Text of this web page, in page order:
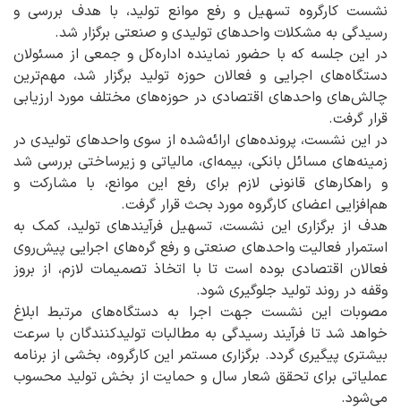
نشست کارگروه تسهیل و رفع موانع تولید، با هدف بررسی و
رسیدگی به مشکلات واحدهای تولیدی و صنعتی برگزار شد.
در این جلسه که با حضور نماینده اداره‌کل و جمعی از مسئولان
دستگاه‌های اجرایی و فعالان حوزه تولید برگزار شد، مهم‌ترین
چالش‌های واحدهای اقتصادی در حوزه‌های مختلف مورد ارزیابی
قرار گرفت.
در این نشست، پرونده‌های ارائه‌شده از سوی واحدهای تولیدی در
زمینه‌های مسائل بانکی، بیمه‌ای، مالیاتی و زیرساختی بررسی شد
و راهکارهای قانونی لازم برای رفع این موانع، با مشارکت و
هم‌افزایی اعضای کارگروه مورد بحث قرار گرفت.
هدف از برگزاری این نشست، تسهیل فرآیندهای تولید، کمک به
استمرار فعالیت واحدهای صنعتی و رفع گره‌های اجرایی پیش‌روی
فعالان اقتصادی بوده است تا با اتخاذ تصمیمات لازم، از بروز
وقفه در روند تولید جلوگیری شود.
مصوبات این نشست جهت اجرا به دستگاه‌های مرتبط ابلاغ
خواهد شد تا فرآیند رسیدگی به مطالبات تولیدکنندگان با سرعت
بیشتری پیگیری گردد. برگزاری مستمر این کارگروه، بخشی از برنامه
عملیاتی برای تحقق شعار سال و حمایت از بخش تولید محسوب
می‌شود.